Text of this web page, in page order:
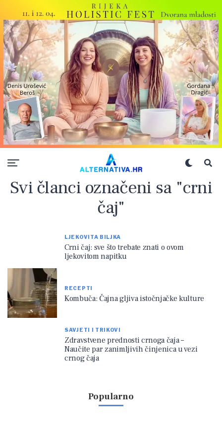
Svi članci označeni sa "crni
čaj"
LJEKOVITA BILJKA
Crni čaj: sve što trebate znati o ovom
ljekovitom napitku
RECEPTI
Kombuča: Čajna gljiva istočnjačke kulture
SAVJETI I TRIKOVI
Zdravstvene prednosti crnoga čaja –
Naučite par zanimljivih činjenica u vezi
crnog čaja
Popularno